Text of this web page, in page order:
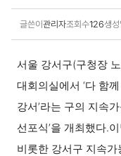
글쓴이관리자조회수126생성
서울 강서구(구청장
대회의실에서 ‘다 함
강서’라는 구의 지속
선포식’을 개최했다.
비롯한 강서구 지속